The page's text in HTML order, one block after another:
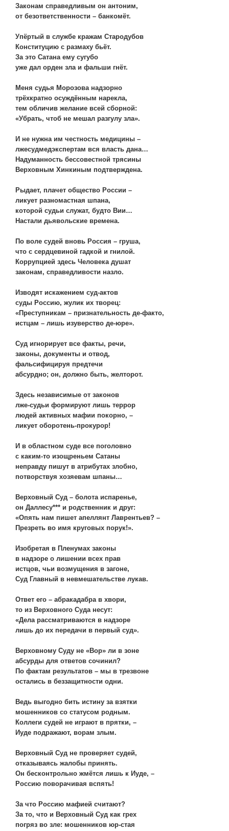
Законам справедливым он антоним,
от безответственности – банкомёт.
Упёртый в службе кражам Стародубов
Конституцию с размаху бьёт.
За это Сатана ему сугубо
уже дал орден зла и фальши гнёт.
Меня судья Морозова надзорно
трёхкратно осуждённым нарекла,
тем обличив желание всей сборной:
«Убрать, чтоб не мешал разгулу зла».
И не нужна им честность медицины –
лжесудмедэкспертам вся власть дана…
Надуманность бессовестной трясины
Верховным Хинкиным подтверждена.
Рыдает, плачет общество России –
ликует разномастная шпана,
которой судьи служат, будто Вии…
Настали дьявольские времена.
По воле судей вновь Россия – груша,
что с сердцевиной гадкой и гнилой.
Коррупцией здесь Человека душат
законам, справедливости назло.
Изводят искажением суд-актов
суды Россию, жулик их творец:
«Преступникам – признательность де-факто,
истцам – лишь изуверство де-юре».
Суд игнорирует все факты, речи,
законы, документы и отвод,
фальсифицируя предтечи
абсурдно; он, должно быть, желторот.
Здесь независимые от законов
лже-судьи формируют лишь террор
людей активных мафии покорно, –
ликует оборотень-прокурор!
И в областном суде все поголовно
с каким-то изощреньем Сатаны
неправду пишут в атрибутах злобно,
потворствуя хозяевам шпаны…
Верховный Суд – болота испаренье,
он Даллесу*** и родственник и друг:
«Опять нам пишет апеллянт Лаврентьев? –
Презреть во имя круговых порук!».
Изобретая в Пленумах законы
в надзоре о лишении всех прав
истцов, чьи возмущения в загоне,
Суд Главный в невмешательстве лукав.
Ответ его – абракадабра в хвори,
то из Верховного Суда несут:
«Дела рассматриваются в надзоре
лишь до их передачи в первый суд».
Верховному Суду не «Вор» ли в зоне
абсурды для ответов сочинил?
По фактам результатов – мы в трезвоне
остались в беззащитности одни.
Ведь выгодно бить истину за взятки
мошенников со статусом родным.
Коллеги судей не играют в прятки, –
Иуде подражают, ворам злым.
Верховный Суд не проверяет судей,
отказываясь жалобы принять.
Он бесконтрольно жмётся лишь к Иуде, –
Россию поворачивая вспять!
За что Россию мафией считают?
За то, что и Верховный Суд как грех
погряз во зле: мошенников юр-стая